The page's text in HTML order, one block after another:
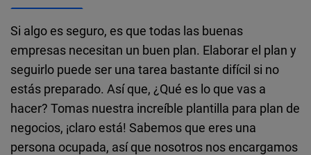
Si algo es seguro, es que todas las buenas
empresas necesitan un buen plan. Elaborar el plan y
seguirlo puede ser una tarea bastante difícil si no
estás preparado. Así que, ¿Qué es lo que vas a
hacer? Tomas nuestra increíble plantilla para plan de
negocios, ¡claro está! Sabemos que eres una
persona ocupada, así que nosotros nos encargamos